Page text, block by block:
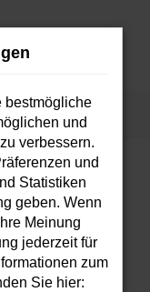
können:
bestmögliche
und
verbessern.
und
Statistiken
geben. Wenn
Meinung
jederzeit für
zum
Sie hier: